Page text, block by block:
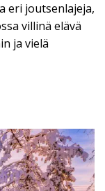
eri joutsenlajeja,
villinä elävä
ja vielä